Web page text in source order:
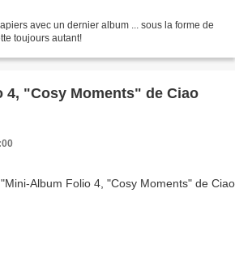
avec un dernier album ... sous la forme de
toujours autant!
4, "Cosy Moments" de Ciao